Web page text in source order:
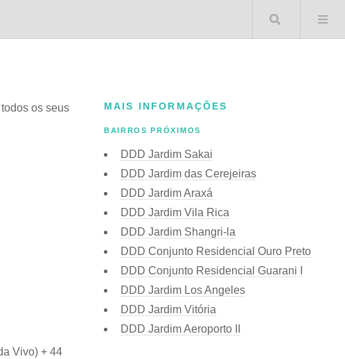
Buscar
todos os seus
Vivo) + 44
MAIS INFORMAÇÕES
BAIRROS PRÓXIMOS
DDD Jardim Sakai
DDD Jardim das Cerejeiras
DDD Jardim Araxá
DDD Jardim Vila Rica
DDD Jardim Shangri-la
DDD Conjunto Residencial Ouro Preto
DDD Conjunto Residencial Guarani I
DDD Jardim Los Angeles
DDD Jardim Vitória
DDD Jardim Aeroporto II